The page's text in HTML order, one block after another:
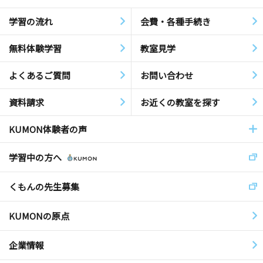
学習の流れ 会費・各種手続き
無料体験学習 教室見学
よくあるご質問 お問い合わせ
資料請求 お近くの教室を探す
KUMON体験者の声
学習中の方へ
くもんの先生募集
KUMONの原点
企業情報